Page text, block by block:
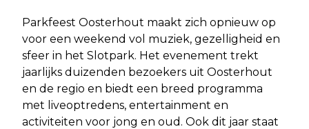
Parkfeest Oosterhout maakt zich opnieuw op
voor een weekend vol muziek, gezelligheid en
sfeer in het Slotpark. Het evenement trekt
jaarlijks duizenden bezoekers uit Oosterhout
en de regio en biedt een breed programma
met liveoptredens, entertainment en
activiteiten voor jong en oud. Ook dit jaar staat